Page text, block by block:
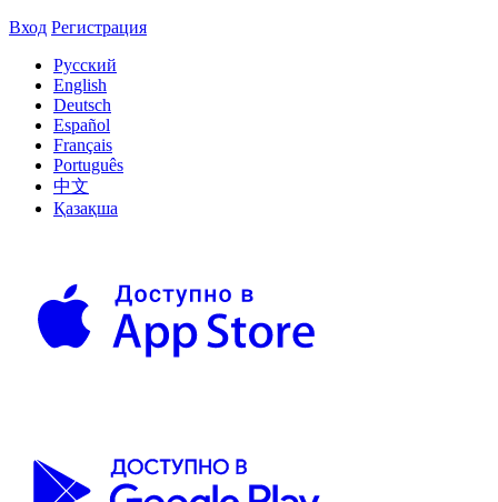
Вход Регистрация
Русский
English
Deutsch
Español
Français
Português
中文
Қазақша